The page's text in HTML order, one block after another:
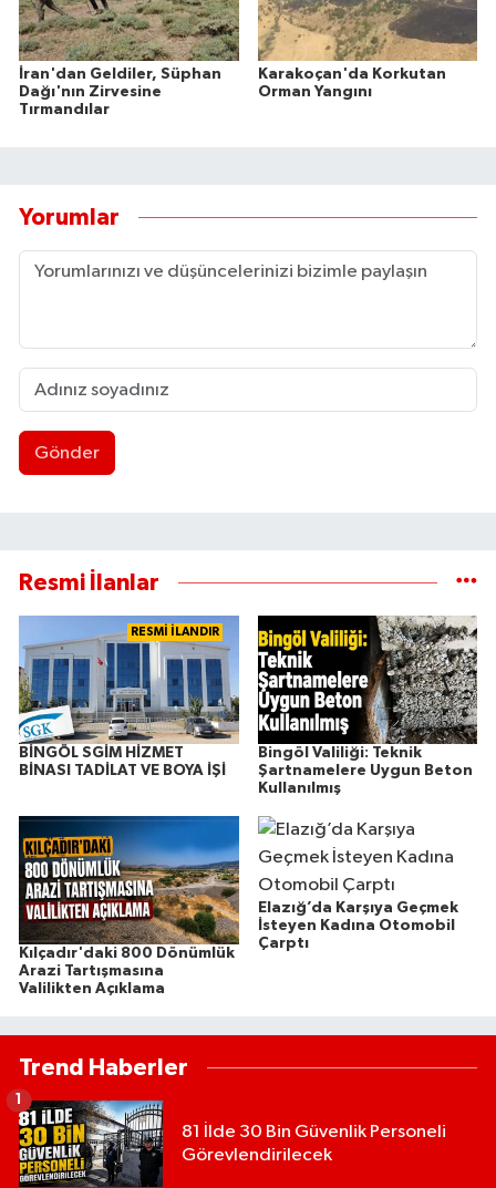
İran'dan Geldiler, Süphan
Dağı'nın Zirvesine
Tırmandılar
Karakoçan'da Korkutan
Orman Yangını
Yorumlar
Gönder
Resmi İlanlar
RESMİ İLANDIR
BİNGÖL SGİM HİZMET
BİNASI TADİLAT VE BOYA İŞİ
Bingöl Valiliği: Teknik
Şartnamelere Uygun Beton
Kullanılmış
Kılçadır'daki 800 Dönümlük
Arazi Tartışmasına
Valilikten Açıklama
Elazığ’da Karşıya Geçmek
İsteyen Kadına Otomobil
Çarptı
Trend Haberler
81 İlde 30 Bin Güvenlik Personeli
Görevlendirilecek